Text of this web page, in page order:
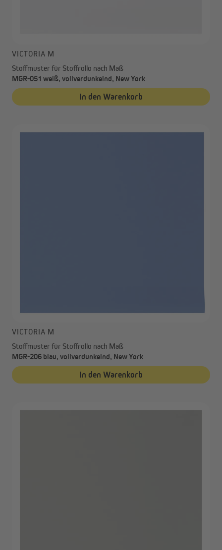
VICTORIA M
Stoffmuster für Stoffrollo nach Maß
MGR-051 weiß, vollverdunkelnd, New York
In den Warenkorb
VICTORIA M
Stoffmuster für Stoffrollo nach Maß
MGR-206 blau, vollverdunkelnd, New York
In den Warenkorb